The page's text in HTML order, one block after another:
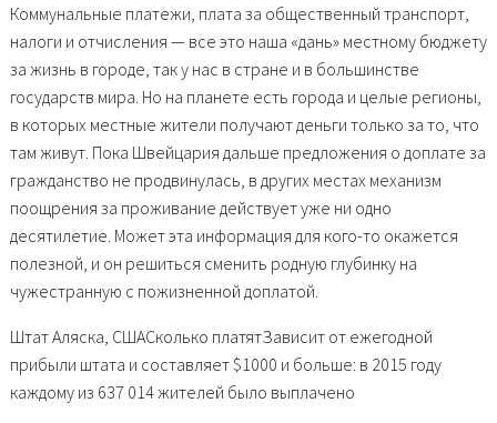
Коммунальные платежи, плата за общественный транспорт,
налоги и отчисления — все это наша «дань» местному бюджету
за жизнь в городе, так у нас в стране и в большинстве
государств мира. Но на планете есть города и целые регионы,
в которых местные жители получают деньги только за то, что
там живут. Пока Швейцария дальше предложения о доплате за
гражданство не продвинулась, в других местах механизм
поощрения за проживание действует уже ни одно
десятилетие. Может эта информация для кого-то окажется
полезной, и он решиться сменить родную глубинку на
чужестранную с пожизненной доплатой.
Штат Аляска, СШАСколько платятЗависит от ежегодной
прибыли штата и составляет $1000 и больше: в 2015 году
каждому из 637 014 жителей было выплачено